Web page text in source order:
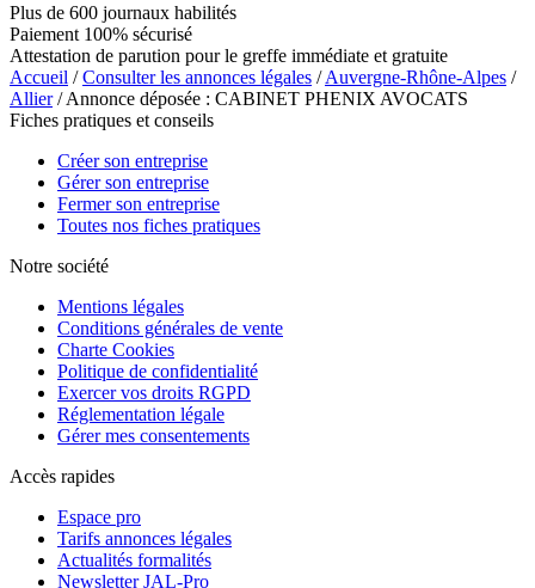
Plus de 600 journaux habilités
Paiement 100% sécurisé
Attestation de parution pour le greffe immédiate et gratuite
Accueil /Consulter les annonces légales /Auvergne-Rhône-Alpes /
Allier/ Annonce déposée : CABINET PHENIX AVOCATS
Fiches pratiques et conseils
Créer son entreprise
Gérer son entreprise
Fermer son entreprise
Toutes nos fiches pratiques
Notre société
Mentions légales
Conditions générales de vente
Charte Cookies
Politique de confidentialité
Exercer vos droits RGPD
Réglementation légale
Gérer mes consentements
Accès rapides
Espace pro
Tarifs annonces légales
Actualités formalités
Newsletter JAL-Pro